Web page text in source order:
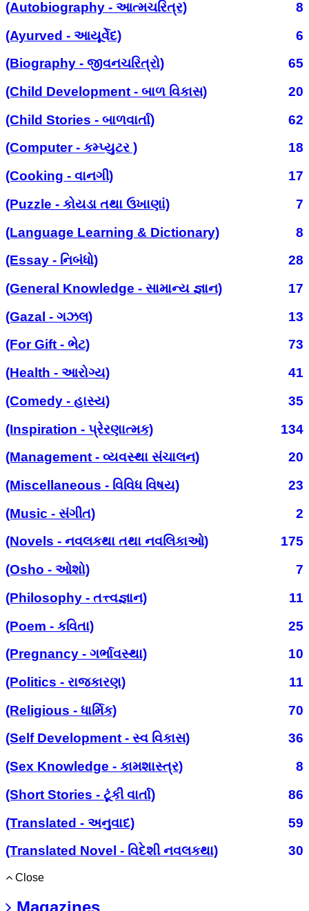
(Autobiography - આત્મચરિત્ર)
8
(Ayurved - આયૂર્વેદ)
6
(Biography - જીવનચરિત્રો)
65
(Child Development - બાળ વિકાસ)
20
(Child Stories - બાળવાર્તા)
62
(Computer - કમ્પ્યુટર )
18
(Cooking - વાનગી)
17
(Puzzle - કોયડા તથા ઉખાણાં)
7
(Language Learning & Dictionary)
8
(Essay - નિબંધો)
28
(General Knowledge - સામાન્ય જ્ઞાન)
17
(Gazal - ગઝલ)
13
(For Gift - ભેટ)
73
(Health - આરોગ્ય)
41
(Comedy - હાસ્ય)
35
(Inspiration - પ્રેરણાત્મક)
134
(Management - વ્યવસ્થા સંચાલન)
20
(Miscellaneous - વિવિધ વિષય)
23
(Music - સંગીત)
2
(Novels - નવલકથા તથા નવલિકાઓ)
175
(Osho - ઓશો)
7
(Philosophy - તત્ત્વજ્ઞાન)
11
(Poem - કવિતા)
25
(Pregnancy - ગર્ભાવસ્થા)
10
(Politics - રાજકારણ)
11
(Religious - ધાર્મિક)
70
(Self Development - સ્વ વિકાસ)
36
(Sex Knowledge - કામશાસ્ત્ર)
8
(Short Stories - ટૂંકી વાર્તા)
86
(Translated - અનુવાદ)
59
(Translated Novel - વિદેશી નવલકથા)
30
Close
Magazines